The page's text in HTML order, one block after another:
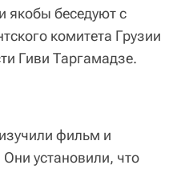
якобы беседуют с
комитета Грузии
Гиви Таргамадзе.
фильм и
Они установили, что